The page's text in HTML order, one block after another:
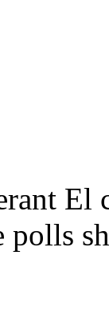
El
polls